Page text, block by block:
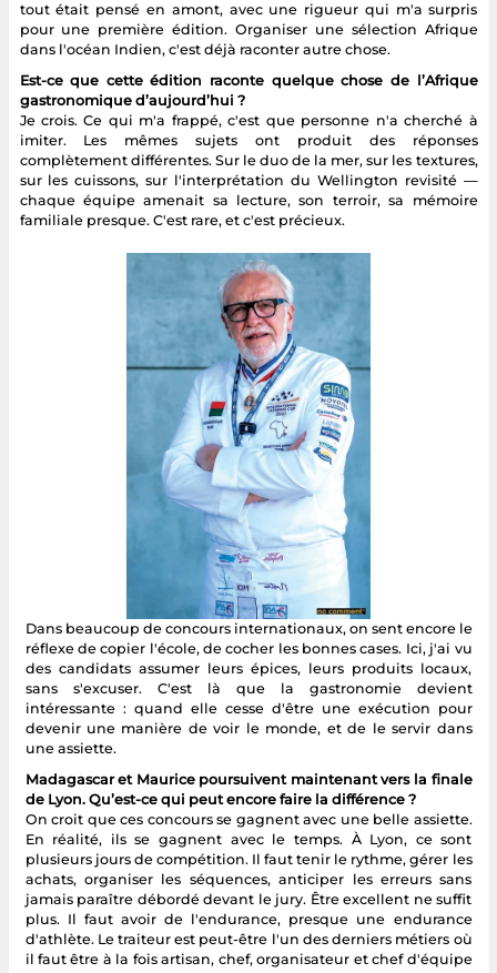
tout était pensé en amont, avec une rigueur qui m'a surpris
pour une première édition. Organiser une sélection Afrique
dans l'océan Indien, c'est déjà raconter autre chose.
Est-ce que cette édition raconte quelque chose de l’Afrique
gastronomique d’aujourd’hui ?
Je crois. Ce qui m'a frappé, c'est que personne n'a cherché à
imiter. Les mêmes sujets ont produit des réponses
complètement différentes. Sur le duo de la mer, sur les textures,
sur les cuissons, sur l'interprétation du Wellington revisité —
chaque équipe amenait sa lecture, son terroir, sa mémoire
familiale presque. C'est rare, et c'est précieux.
Dans beaucoup de concours internationaux, on sent encore le
réflexe de copier l'école, de cocher les bonnes cases. Ici, j'ai vu
des candidats assumer leurs épices, leurs produits locaux,
sans s'excuser. C'est là que la gastronomie devient
intéressante : quand elle cesse d'être une exécution pour
devenir une manière de voir le monde, et de le servir dans
une assiette.
Madagascar et Maurice poursuivent maintenant vers la finale
de Lyon. Qu’est-ce qui peut encore faire la différence ?
On croit que ces concours se gagnent avec une belle assiette.
En réalité, ils se gagnent avec le temps. À Lyon, ce sont
plusieurs jours de compétition. Il faut tenir le rythme, gérer les
achats, organiser les séquences, anticiper les erreurs sans
jamais paraître débordé devant le jury. Être excellent ne suffit
plus. Il faut avoir de l'endurance, presque une endurance
d'athlète. Le traiteur est peut-être l'un des derniers métiers où
il faut être à la fois artisan, chef, organisateur et chef d'équipe